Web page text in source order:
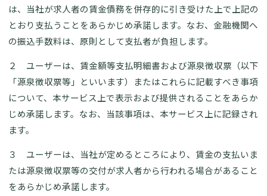
は、当社が求人者の賃金債務を併存的に引き受けた上で上記の
とおり支払うことをあらかじめ承諾します。なお、金融機関へ
の振込手数料は、原則として支払者が負担します。
２ ユーザーは、賃金額等支払明細書および源泉徴収票（以下
「源泉徴収票等」といいます）またはこれらに記載すべき事項
について、本サービス上で表示および提供されることをあらか
じめ承諾します。なお、当該事項は、本サービス上に記録され
ます。
３ ユーザーは、当社が定めるところにより、賃金の支払いま
たは源泉徴収票等の交付が求人者から行われる場合があること
をあらかじめ承諾します。